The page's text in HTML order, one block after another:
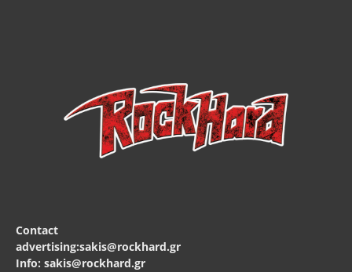
Contact
advertising:sakis@rockhard.gr
Info: sakis@rockhard.gr